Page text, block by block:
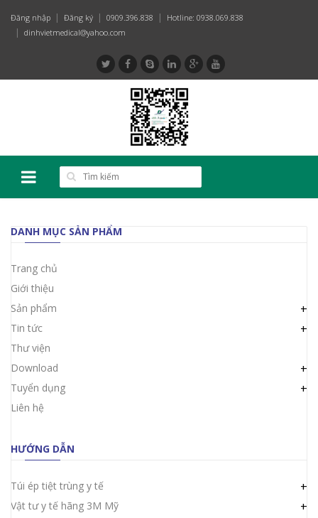
Đăng nhập Đăng ký 0909.396.838
Hotline: 0938.069.838
dinhvietmedical@yahoo.com
DANH MỤC SẢN PHẨM
Trang chủ
Giới thiệu
Sản phẩm
+
Tin tức +
Thư viện
Download
+
Tuyển dụng +
Liên hệ
HƯỚNG DẪN
Túi ép tiệt trùng y tế +
Vật tư y tế hãng 3M Mỹ +